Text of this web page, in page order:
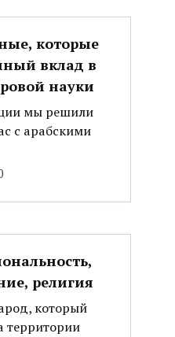
которые
вклад в
науки
мы решили
с арабскими
религия
который
территории